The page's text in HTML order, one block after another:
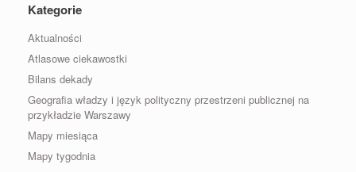
Kategorie
Aktualności
Atlasowe ciekawostki
Bilans dekady
Geografia władzy i język polityczny przestrzeni publicznej na
przykładzie Warszawy
Mapy miesiąca
Mapy tygodnia